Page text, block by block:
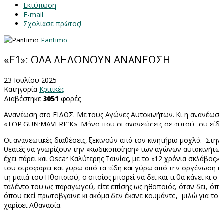
Εκτύπωση
E-mail
Σχολίασε πρώτος!
Pantimo
«F1»: ΟΛΑ ΔΗΛΩΝΟΥΝ ΑΝΑΝΕΩΣΗ
23 Ιουλίου 2025
Κατηγορία Κριτικές
Διαβάστηκε 3051 φορές
Ανανέωση στο ΕΙΔΟΣ. Με τους Αγώνες Αυτοκινήτων. Κι η
«TOP GUN:MAVERICK». Μόνο που οι ανανεώσεις σε αυτού του
Οι ανανεωτικές διαθέσεις, ξεκινούν από τον κινητήριο μοχλό.
θεατές να γνωρίζουν την «κωδικοποίηση» των αγώνων
έχει πάρει καιOscarΚαλύτερης Ταινίας, με το «12 χρόνια
του στροφάρει και γυρω από τα είδη και γύρω από την οργάνωση
τη ματιά του Ηθοποιού, ο οποίος μπορεί να δει και τι θα κάνει κι
ταλέντο του ως παραγωγού, είτε επίσης ως ηθοποιός, όταν δει,
όπου εκεί πρωτοβγαινε κι ακόμα δεν έκανε κουμάντο, μιλώ για
χαρίσει Αθανασία.